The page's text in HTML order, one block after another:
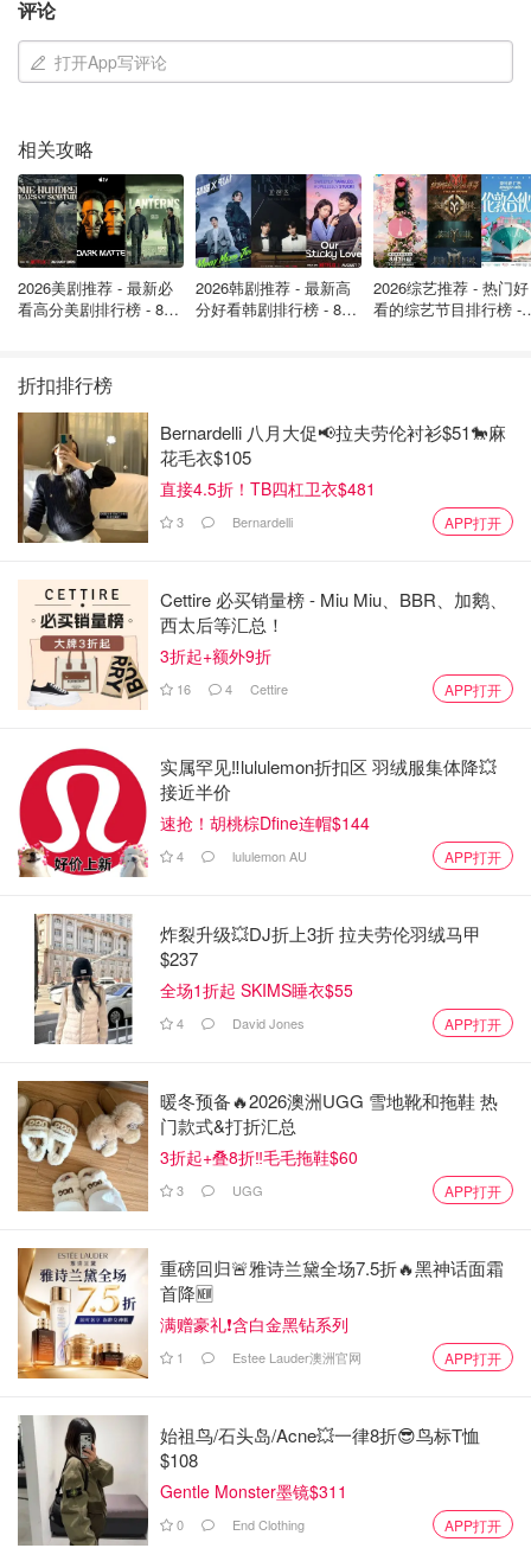
Clearblue 号称妇产科医生#1推荐品牌，它的电子排卵测试
棒包含一支读数仪以及N个一次性的测试棒，读数结果一目
空白。打破了以往读排卵试纸隐隐约约究竟是几条线的尴
尬。当然，这个产品的缺点就是比同类产品更加昂贵，平均
每次的测量成本是$1+。
Clearblue Digital Ovulation Predictor Kit,
featuring Ovulation Test with digital results, 20
Digital Ovulation Tests, packaging may vary:
Amazon.ca: Health &amp; Personal Care
$48.99
高级版还扩宽了排卵期的日子范围，让你增加努力机会，当
然成本也更贵些。闪着的笑脸代表好机会、固定的笑脸表示
最佳时候，空白圆圈表示时机未到。
评论
打开App写评论
相关攻略
2026美剧推荐 - 最新必
看高分美剧排行榜 - 8月
2026韩剧推荐 - 最新高
分好看韩剧排行榜 - 8月
2026综艺推荐 - 热门好
看的综艺节目排行榜 -
折扣排行榜
Bernardelli 八月大促📢拉夫劳伦衬衫$51🐎麻
花毛衣$105
直接4.5折！TB四杠卫衣$481
3 Bernardelli APP打开
Cettire 必买销量榜 - Miu Miu、BBR、加鹅、
西太后等汇总！
3折起+额外9折
16 4 Cettire APP打开
实属罕见‼️lululemon折扣区 羽绒服集体降💥
接近半价
速抢！胡桃棕Dfine连帽$144
4 lululemon AU APP打开
炸裂升级💥DJ折上3折 拉夫劳伦羽绒马甲
$237
全场1折起 SKIMS睡衣$55
4 David Jones APP打开
暖冬预备🔥2026澳洲UGG 雪地靴和拖鞋 热
门款式&打折汇总
3折起+叠8折‼️毛毛拖鞋$60
3 UGG APP打开
重磅回归🚨雅诗兰黛全场7.5折🔥黑神话面霜
首降🆕
满赠豪礼❗含白金黑钻系列
1 Estee Lauder澳洲官网 APP打开
始祖鸟/石头岛/Acne💥一律8折😎鸟标T恤
$108
Gentle Monster墨镜$311
0 End Clothing APP打开